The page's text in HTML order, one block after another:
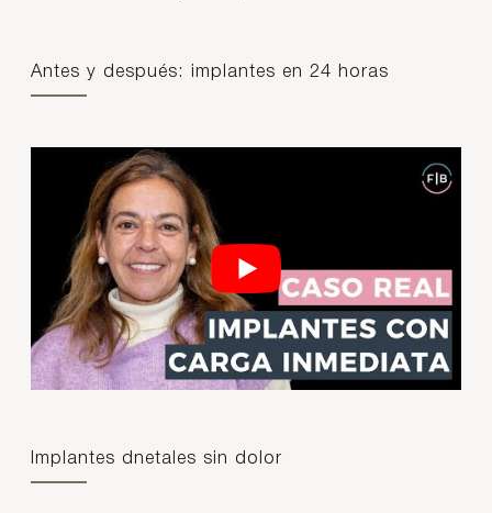
Antes y después: implantes en 24 horas
Implantes dnetales sin dolor